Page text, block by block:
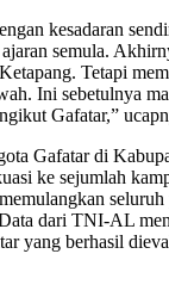
kesadaran
semula.
Tetapi
Ini sebetulnya
Gafatar,”
Gafatar di
ke sejumlah
dari TNI-AL
yang berhasil